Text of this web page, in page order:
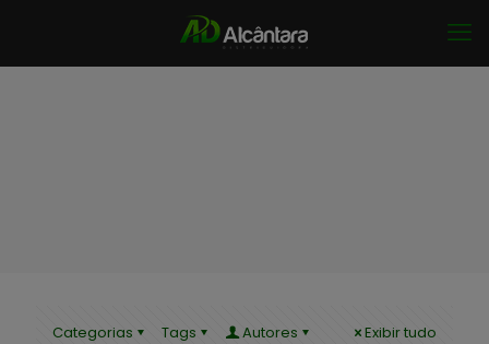
Categorias Tags Autores Exibir tudo